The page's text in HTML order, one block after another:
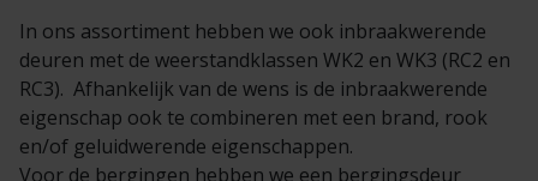
Diensten
Technische documentatie
Prefab woning
Handelspartner
Rookwerend
Duurzaamheid
Verkooppunten
Veelgestelde vragen
GND Garantiedeuren
Werken bij Berkvens
In ons assortiment hebben we ook inbraakwerende
deuren met de weerstandklassen WK2 en WK3 (RC2 en
RC3). Afhankelijk van de wens is de inbraakwerende
eigenschap ook te combineren met een brand, rook
en/of geluidwerende eigenschappen.
Voor de bergingen hebben we een bergingsdeur